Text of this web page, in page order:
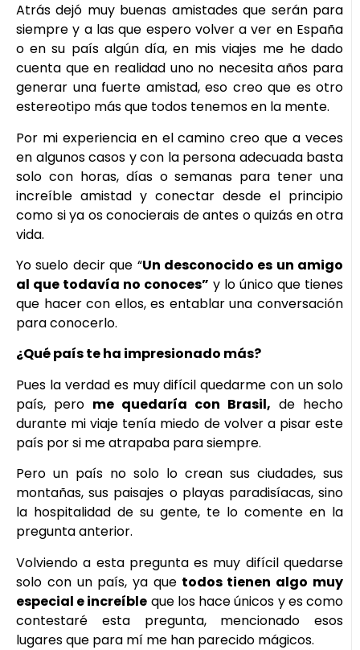
Atrás dejó muy buenas amistades que serán para
siempre y a las que espero volver a ver en España
o en su país algún día, en mis viajes me he dado
cuenta que en realidad uno no necesita años para
generar una fuerte amistad, eso creo que es otro
estereotipo más que todos tenemos en la mente.
Por mi experiencia en el camino creo que a veces
en algunos casos y con la persona adecuada basta
solo con horas, días o semanas para tener una
increíble amistad y conectar desde el principio
como si ya os conocierais de antes o quizás en otra
vida.
Yo suelo decir que “Un desconocido es un amigo
al que todavía no conoces” y lo único que tienes
que hacer con ellos, es entablar una conversación
para conocerlo.
¿Qué país te ha impresionado más?
Pues la verdad es muy difícil quedarme con un solo
país, pero me quedaría con Brasil, de hecho
durante mi viaje tenía miedo de volver a pisar este
país por si me atrapaba para siempre.
Pero un país no solo lo crean sus ciudades, sus
montañas, sus paisajes o playas paradisíacas, sino
la hospitalidad de su gente, te lo comente en la
pregunta anterior.
Volviendo a esta pregunta es muy difícil quedarse
solo con un país, ya quetodos tienen algo muy
especial e increíble que los hace únicos y es como
contestaré esta pregunta, mencionado esos
lugares que para mí me han parecido mágicos.